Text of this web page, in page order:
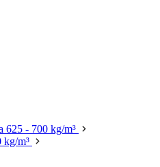
625 - 700 kg/m³
kg/m³